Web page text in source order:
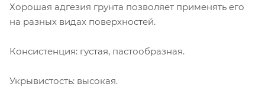
Хорошая адгезия грунта позволяет применять его
на разных видах поверхностей.
Консистенция: густая, пастообразная.
Укрывистость: высокая.